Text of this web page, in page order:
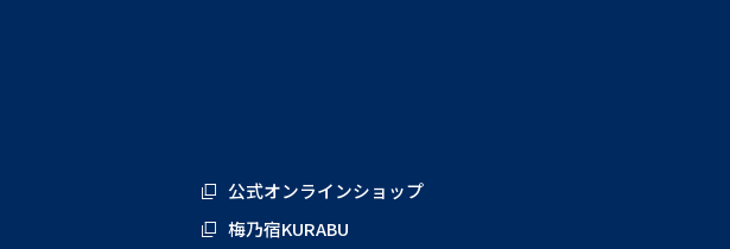
公式オンラインショップ
梅乃宿KURABU